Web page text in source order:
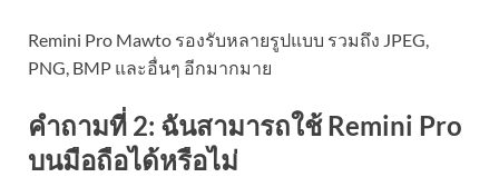
Remini Pro Mawto รองรับหลายรูปแบบ รวมถึง JPEG,
PNG, BMP และอื่นๆ อีกมากมาย
คำถามที่ 2: ฉันสามารถใช้ Remini Pro
บนมือถือได้หรือไม่